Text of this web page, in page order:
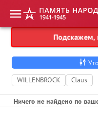
Подскажем,
Укажите фамилию, имя,
WILLENBROCK
Claus
Ничего не найдено по